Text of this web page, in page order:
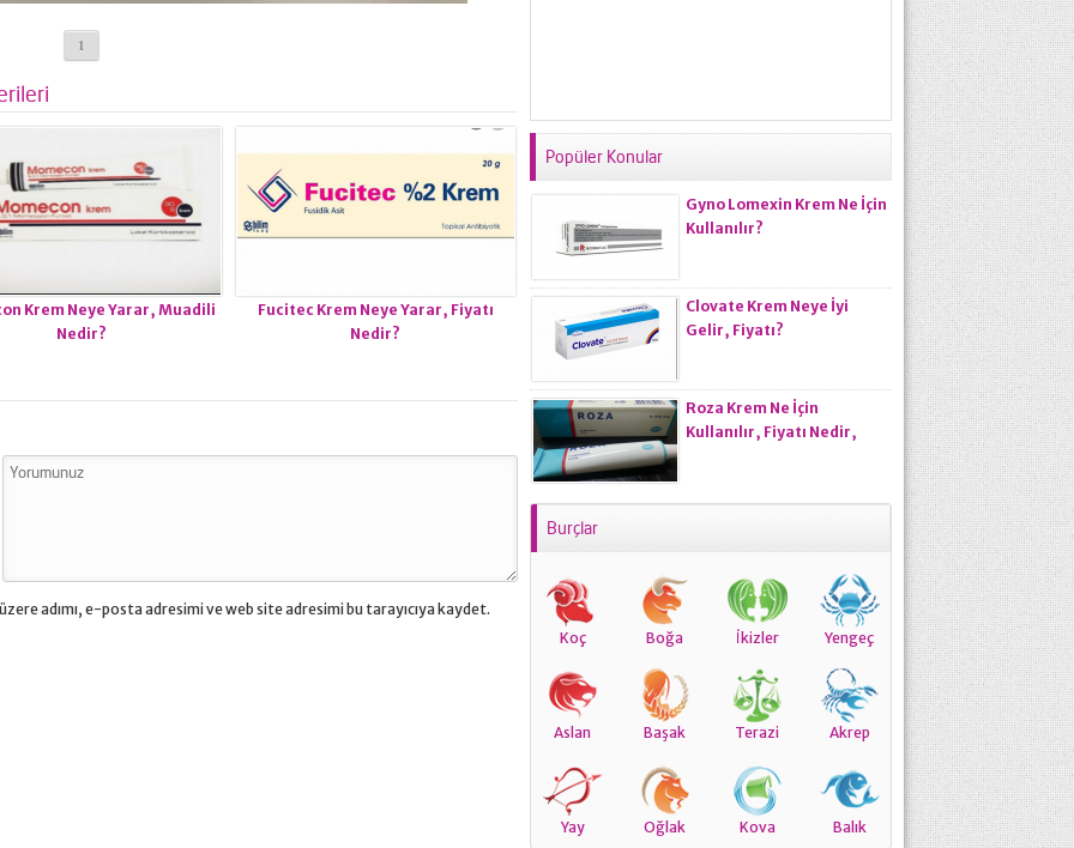
1
Krem Neye Yarar, Muadili
Nedir?
Fucitec Krem Neye Yarar, Fiyatı
Nedir?
adımı, e-posta adresimi ve web site adresimi bu tarayıcıya kaydet.
Popüler Konular
Gyno Lomexin Krem Ne İçin
Kullanılır?
Clovate Krem Neye İyi
Gelir, Fiyatı?
Roza Krem Ne İçin
Kullanılır, Fiyatı Nedir,
Burçlar
Koç Boğa İkizler Yengeç
Aslan Başak Terazi Akrep
Yay Oğlak Kova Balık